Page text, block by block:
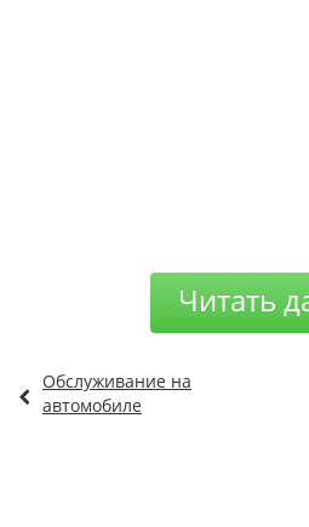
Читать
Обслуживание на
автомобиле